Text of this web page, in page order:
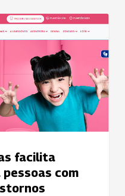
facilita
com